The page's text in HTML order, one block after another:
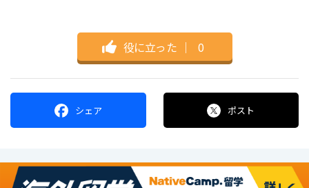
役に立った ｜ 0
シェア ポスト